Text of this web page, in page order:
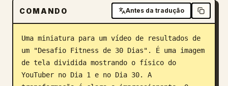
Blog
Atualizações
COMANDO Antes da tradução
Uma miniatura para um vídeo de resultados de
um "Desafio Fitness de 30 Dias". É uma imagem
de tela dividida mostrando o físico do
YouTuber no Dia 1 e no Dia 30. A